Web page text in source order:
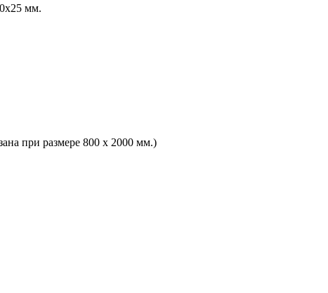
мм.
при размере 800 х 2000 мм.)